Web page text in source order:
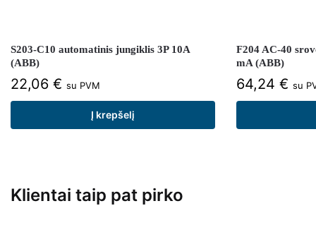
S203-C10 automatinis jungiklis 3P 10A
(ABB)
22,06 € su PVM
Į krepšelį
F204 AC-40
mA (ABB)
64,24 € su
Klientai taip pat pirko